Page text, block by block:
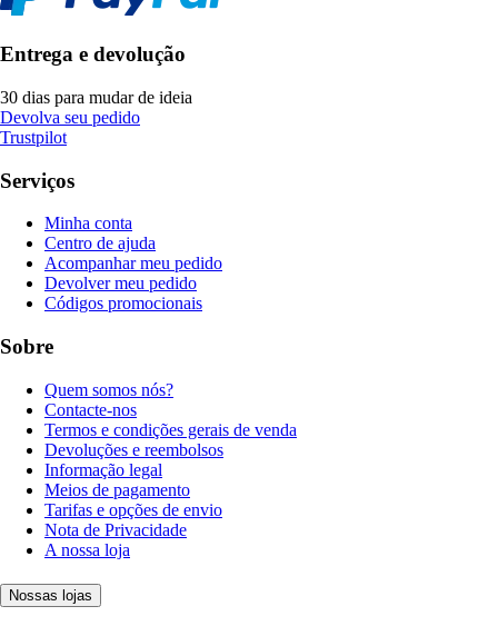
Entrega e devolução
30 dias para mudar de ideia
Devolva seu pedido
Trustpilot
Serviços
Minha conta
Centro de ajuda
Acompanhar meu pedido
Devolver meu pedido
Códigos promocionais
Sobre
Quem somos nós?
Contacte-nos
Termos e condições gerais de venda
Devoluções e reembolsos
Informação legal
Meios de pagamento
Tarifas e opções de envio
Nota de Privacidade
A nossa loja
Nossas lojas